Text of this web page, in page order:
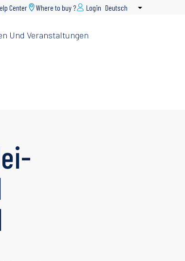
Center Where to buy ? Login Deutsch Weitere
Und Veranstaltungen